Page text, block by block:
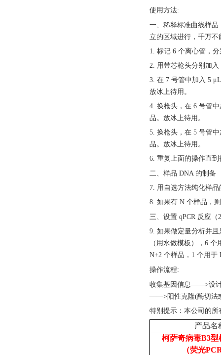
使用方法:
一、稀释标准曲线样品
立的区域进行，千万
1. 标记 6 个离心管，
2. 用带芯枪头分别加
3. 在 7 号管中加入 5
放冰上待用。
4. 换枪头，在 6 号管
品。放冰上待用。
5. 换枪头，在 5 号管
品。放冰上待用。
6. 重复上面的操作直
二、样品 DNA 的制备
7. 用自选方法纯化样
8. 如果有 N 个样品，
三、设置 qPCR 反应
9. 如果做定量分析并
（用水做模板），6
N+2 个样品，1 个用于
操作流程:
收集基因信息——>设计
——>阳性克隆(酶切法
特别提示：本公司的
产品名
柯萨奇病毒B3型
（荧光